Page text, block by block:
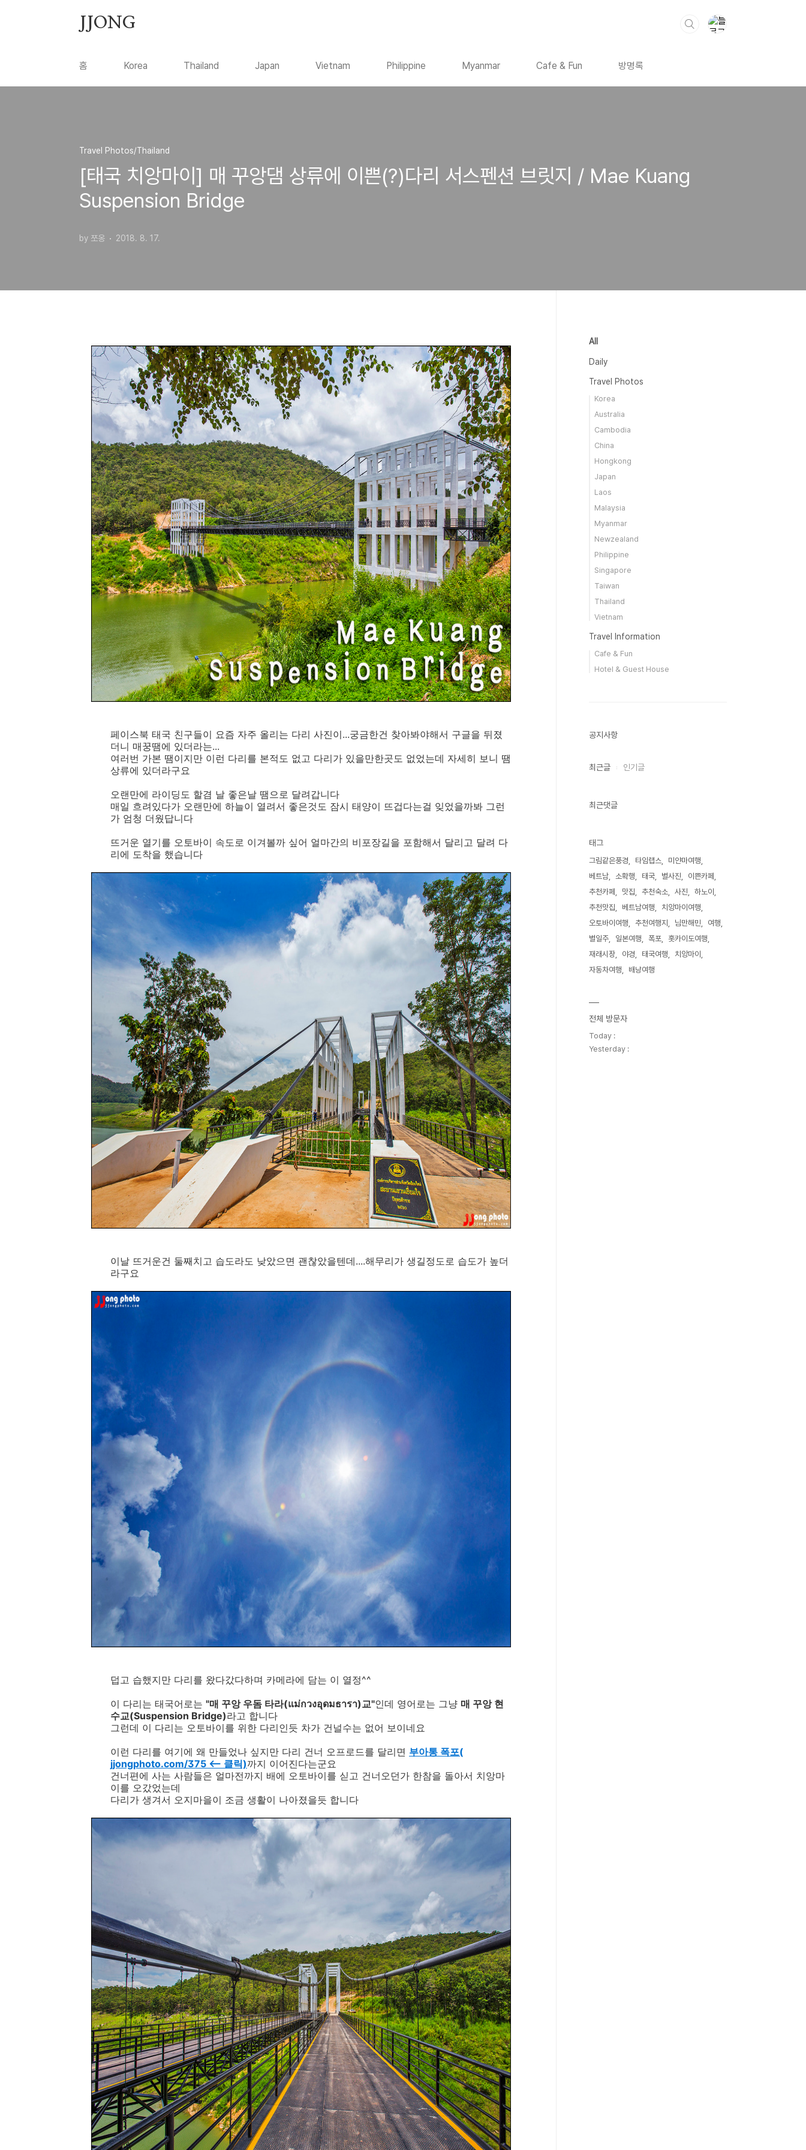
JJONG
홈 Korea Thailand Japan Vietnam Philippine Myanmar Cafe & Fun 방명록
Travel Photos/Thailand
[태국 치앙마이] 매 꾸앙댐 상류에 이쁜(?)다리 서스펜션 브릿지 / Mae Kuang
Suspension Bridge
by 쪼옹 2018. 8. 17.
페이스북 태국 친구들이 요즘 자주 올리는 다리 사진이...궁금한건 찾아봐야해서 구글을 뒤졌
더니 매꿍땜에 있더라는...
여러번 가본 땜이지만 이런 다리를 본적도 없고 다리가 있을만한곳도 없었는데 자세히 보니 땜
상류에 있더라구요
오랜만에 라이딩도 할겸 날 좋은날 땜으로 달려갑니다
매일 흐려있다가 오랜만에 하늘이 열려서 좋은것도 잠시 태양이 뜨겁다는걸 잊었을까봐 그런
가 엄청 더웠답니다
뜨거운 열기를 오토바이 속도로 이겨볼까 싶어 얼마간의 비포장길을 포함해서 달리고 달려 다
리에 도착을 했습니다
이날 뜨거운건 둘째치고 습도라도 낮았으면 괜찮았을텐데....해무리가 생길정도로 습도가 높더
라구요
덥고 습했지만 다리를 왔다갔다하며 카메라에 담는 이 열정^^
이 다리는 태국어로는 "매 꾸앙 우돔 타라(แม่กวงอุดมธารา)교"인데 영어로는 그냥 매 꾸앙 현
수교(Suspension Bridge)라고 합니다
그런데 이 다리는 오토바이를 위한 다리인듯 차가 건널수는 없어 보이네요
이런 다리를 여기에 왜 만들었나 싶지만 다리 건너 오프로드를 달리면 부아통 폭포(
jjongphoto.com/375 <-- 클릭)까지 이어진다는군요
건너편에 사는 사람들은 얼마전까지 배에 오토바이를 싣고 건너오던가 한참을 돌아서 치앙마
이를 오갔었는데
다리가 생겨서 오지마을이 조금 생활이 나아졌을듯 합니다
All
Daily
Travel Photos
Korea
Australia
Cambodia
China
Hongkong
Japan
Laos
Malaysia
Myanmar
Newzealand
Philippine
Singapore
Taiwan
Thailand
Vietnam
Travel Information
Cafe & Fun
Hotel & Guest House
공지사항
최근글 인기글
최근댓글
태그
그림같은풍경 타임랩스
미얀마여행
베트남
소확행 태국 별사진
이쁜카페
추천카페
맛집 추천숙소 사진
하노이
추천맛집
베트남여행
치앙마이여행
오토바이여행
추천여행지 님만해민
여행
별일주
일본여행 폭포
홋카이도여행
재래시장
야경 태국여행
치앙마이
자동차여행
배낭여행
전체 방문자
Today :
Yesterday :